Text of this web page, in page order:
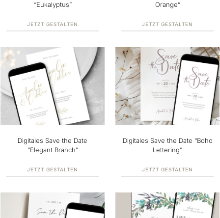
“Eukalyptus”
JETZT GESTALTEN
Orange”
JETZT GESTALTEN
Digitales Save the Date
“Elegant Branch”
JETZT GESTALTEN
Digitales Save the Date “Boho
Lettering”
JETZT GESTALTEN